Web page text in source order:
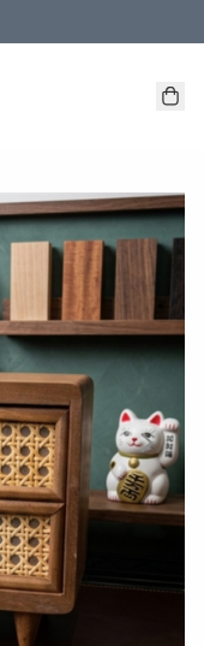
貨、本地取貨 )